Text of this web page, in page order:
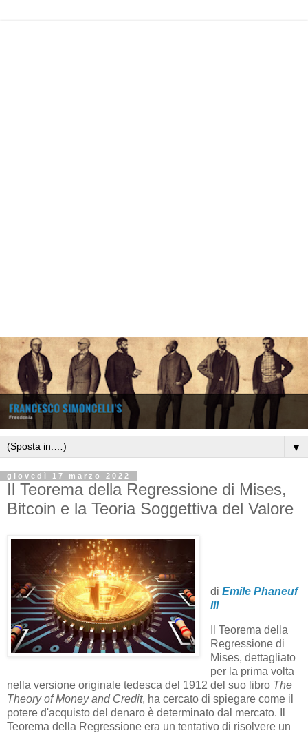
▼
giovedì 17 marzo 2022
Il Teorema della Regressione di Mises,
Bitcoin e la Teoria Soggettiva del Valore
di Emile Phaneuf
III
Il Teorema della
Regressione di
Mises, dettagliato
per la prima volta
nella versione originale tedesca del 1912 del suo libro The
Theory of Money and Credit, ha cercato di spiegare come il
potere d'acquisto del denaro è determinato dal mercato. Il
Teorema della Regressione era un tentativo di risolvere un